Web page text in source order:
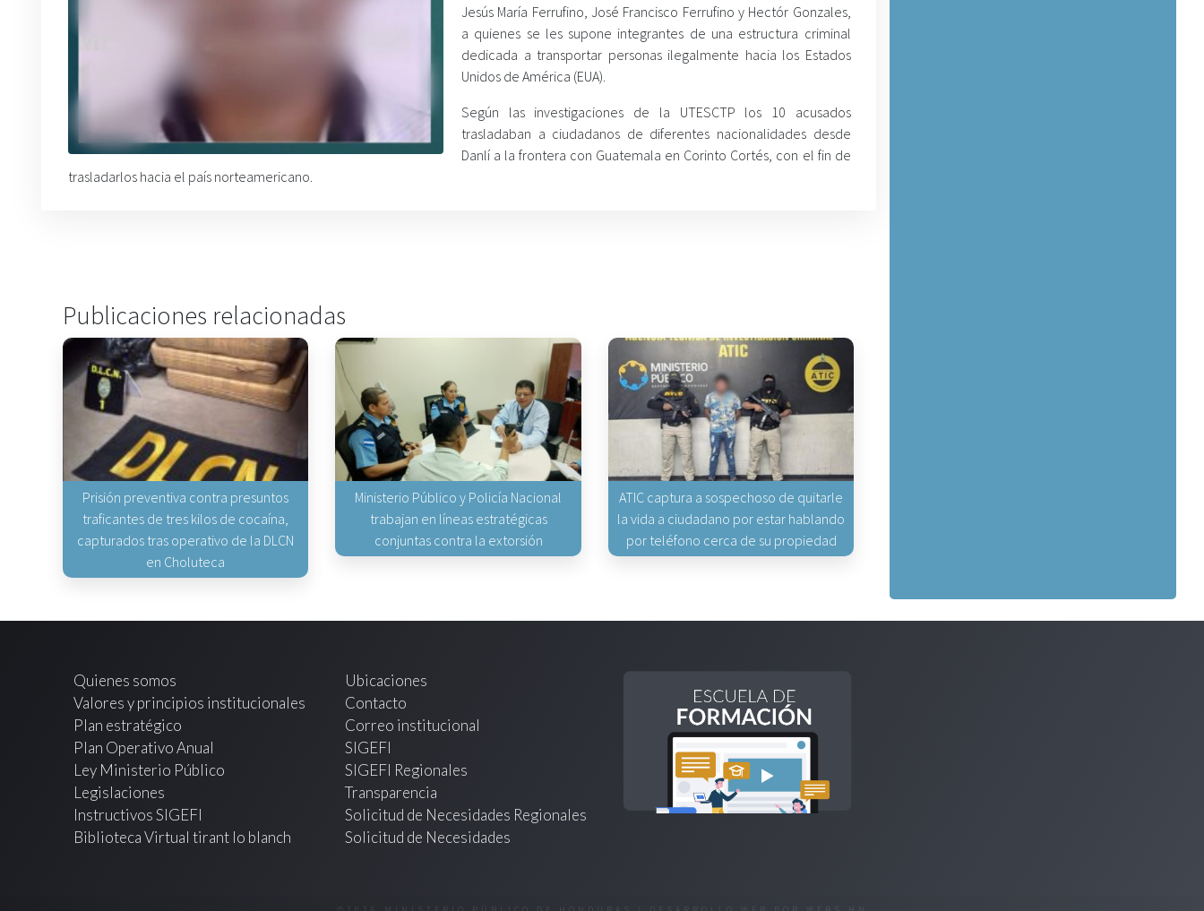
Jesús María Ferrufino, José Francisco Ferrufino y Hectór Gonzales,
a quienes se les supone integrantes de una estructura criminal
dedicada a transportar personas ilegalmente hacia los Estados
Unidos de América (EUA).
Según las investigaciones de la UTESCTP los 10 acusados
trasladaban a ciudadanos de diferentes nacionalidades desde
Danlí a la frontera con Guatemala en Corinto Cortés, con el fin de
trasladarlos hacia el país norteamericano.
Publicaciones relacionadas
Prisión preventiva contra presuntos
traficantes de tres kilos de cocaína,
capturados tras operativo de la DLCN
en Choluteca
Ministerio Público y Policía Nacional
trabajan en líneas estratégicas
conjuntas contra la extorsión
ATIC captura a sospechoso de quitarle
la vida a ciudadano por estar hablando
por teléfono cerca de su propiedad
Quienes somos
Valores y principios institucionales
Plan estratégico
Plan Operativo Anual
Ley Ministerio Público
Legislaciones
Instructivos SIGEFI
Biblioteca Virtual tirant lo blanch
Ubicaciones
Contacto
Correo institucional
SIGEFI
SIGEFI Regionales
Transparencia
Solicitud de Necesidades Regionales
Solicitud de Necesidades